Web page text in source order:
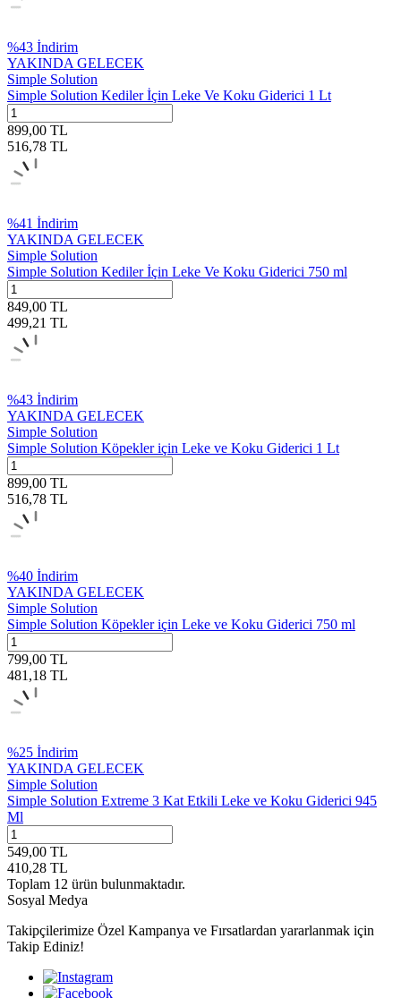
%43 İndirim
YAKINDA GELECEK
Simple Solution
Simple Solution Kediler İçin Leke Ve Koku Giderici 1 Lt
899,00 TL
516,78 TL
%41 İndirim
YAKINDA GELECEK
Simple Solution
Simple Solution Kediler İçin Leke Ve Koku Giderici 750 ml
849,00 TL
499,21 TL
%43 İndirim
YAKINDA GELECEK
Simple Solution
Simple Solution Köpekler için Leke ve Koku Giderici 1 Lt
899,00 TL
516,78 TL
%40 İndirim
YAKINDA GELECEK
Simple Solution
Simple Solution Köpekler için Leke ve Koku Giderici 750 ml
799,00 TL
481,18 TL
%25 İndirim
YAKINDA GELECEK
Simple Solution
Simple Solution Extreme 3 Kat Etkili Leke ve Koku Giderici 945
Ml
549,00 TL
410,28 TL
Toplam 12 ürün bulunmaktadır.
Sosyal Medya
Takipçilerimize Özel Kampanya ve Fırsatlardan yararlanmak için
Takip Ediniz!